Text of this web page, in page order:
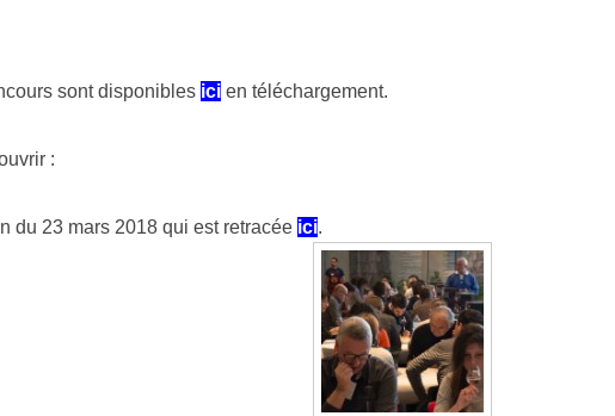
sont disponibles ici en téléchargement.
:
du 23 mars 2018 qui est retracée ici.